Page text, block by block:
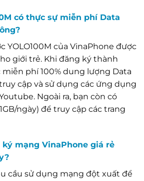
có thực sự miễn phí Data
YOLO100M của VinaPhone được
giới trẻ. Khi đăng ký thành
miễn phí 100% dung lượng Data
cập và sử dụng các ứng dụng
Ngoài ra, bạn còn có
ngày) để truy cập các trang
ký mạng VinaPhone giá rẻ
cầu sử dụng mạng đột xuất để